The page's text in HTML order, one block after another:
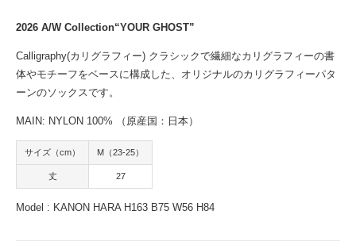
2026 A/W Collection“YOUR GHOST”
Calligraphy(カリグラフィー) クラシックで繊細なカリグラフィーの書
体やモチーフをベースに構成した、オリジナルのカリグラフィーパタ
ーンのソックスです。
MAIN: NYLON 100% （原産国：日本）
サイズ（cm） M（23-25）
丈 27
Model : KANON HARA H163 B75 W56 H84